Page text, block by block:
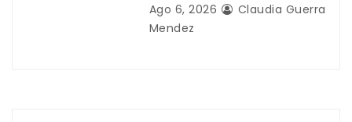
Ago 6, 2026
Claudia Guerra
Mendez